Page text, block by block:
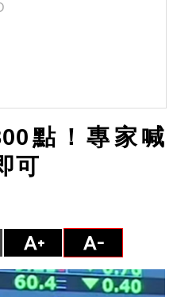
點！專家喊
可